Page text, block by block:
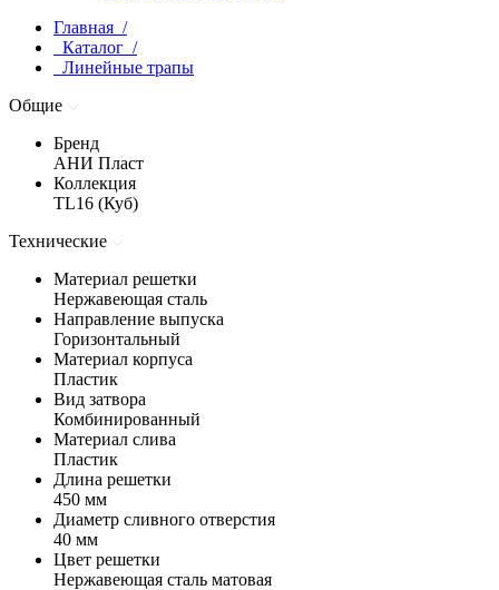
Главная /
Каталог /
Линейные трапы
Общие
Бренд
АНИ Пласт
Коллекция
TL16 (Куб)
Технические
Материал решетки
Нержавеющая сталь
Направление выпуска
Горизонтальный
Материал корпуса
Пластик
Вид затвора
Комбинированный
Материал слива
Пластик
Длина решетки
450 мм
Диаметр сливного отверстия
40 мм
Цвет решетки
Нержавеющая сталь матовая